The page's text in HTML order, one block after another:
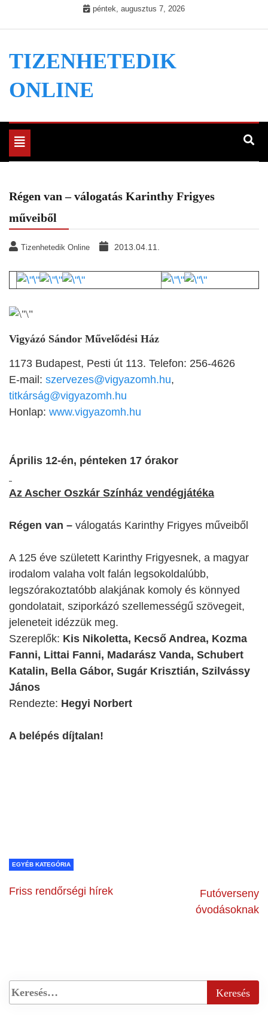
péntek, augusztus 7, 2026
TIZENHETEDIK
ONLINE
Toggle
navigation
Régen van – válogatás Karinthy Frigyes
műveiből
Tizenhetedik Online 2013.04.11.
Vigyázó Sándor Művelődési Ház
1173 Budapest, Pesti út 113. Telefon: 256-4626
E-mail: szervezes@vigyazomh.hu,
titkárság@vigyazomh.hu
Honlap: www.vigyazomh.hu
Április 12-én, pénteken 17 órakor
Az Ascher Oszkár Színház vendégjátéka
Régen van – válogatás Karinthy Frigyes műveiből
A 125 éve született Karinthy Frigyesnek, a magyar
irodalom valaha volt falán legsokoldalúbb,
legszórakoztatóbb alakjának komoly és könnyed
gondolatait, sziporkázó szellemességű szövegeit,
jeleneteit idézzük meg.
Szereplők: Kis Nikoletta, Kecső Andrea, Kozma
Fanni, Littai Fanni, Madarász Vanda, Schubert
Katalin, Bella Gábor, Sugár Krisztián, Szilvássy
János
Rendezte: Hegyi Norbert
A belépés díjtalan!
EGYÉB KATEGÓRIA
Friss rendőrségi hírek
Futóverseny
óvodásoknak